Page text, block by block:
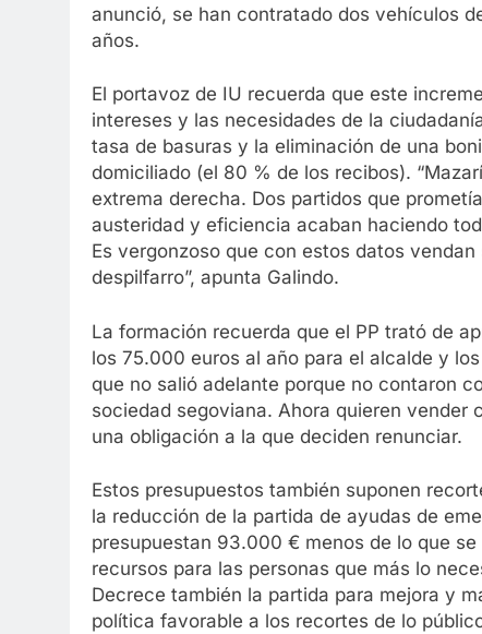
anunció, se han contratado dos vehículos
años.
El portavoz de IU recuerda que este
intereses y las necesidades de la
tasa de basuras y la eliminación de una
domiciliado (el 80 % de los recibos).
extrema derecha. Dos partidos que
austeridad y eficiencia acaban haciendo
Es vergonzoso que con estos datos
despilfarro”, apunta Galindo.
La formación recuerda que el PP trató de
los 75.000 euros al año para el alcalde y
que no salió adelante porque no contaron
sociedad segoviana. Ahora quieren vender
una obligación a la que deciden renunciar.
Estos presupuestos también suponen
la reducción de la partida de ayudas de
presupuestan 93.000 € menos de lo que
recursos para las personas que más lo
Decrece también la partida para mejora y
política favorable a los recortes de lo